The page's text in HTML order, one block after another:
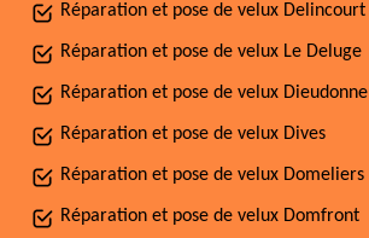
Réparation et pose de velux Delincourt
Réparation et pose de velux Le Deluge
Réparation et pose de velux Dieudonne
Réparation et pose de velux Dives
Réparation et pose de velux Domeliers
Réparation et pose de velux Domfront